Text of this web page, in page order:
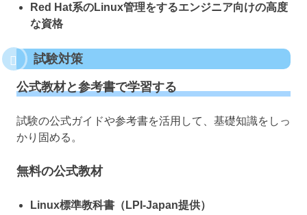
Red Hat系のLinux管理をするエンジニア向けの高度
な資格
試験対策
公式教材と参考書で学習する
試験の公式ガイドや参考書を活用して、基礎知識をしっ
かり固める。
無料の公式教材
Linux標準教科書（LPI-Japan提供）